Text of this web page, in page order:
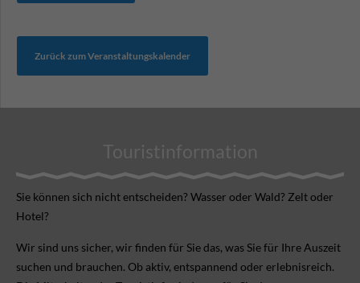
Zurück zum Veranstaltungskalender
Touristinformation
Sie können sich nicht ent­scheiden? Wasser oder Wald? Zelt oder
Hotel?
Wir sind uns sicher, wir finden für Sie das, was Sie für Ihre Aus­zeit
suchen und brauchen. Ob aktiv, ent­spannend oder erlebnis­reich.